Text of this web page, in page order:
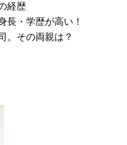
経歴
長・学歴が高い！
。その両親は？